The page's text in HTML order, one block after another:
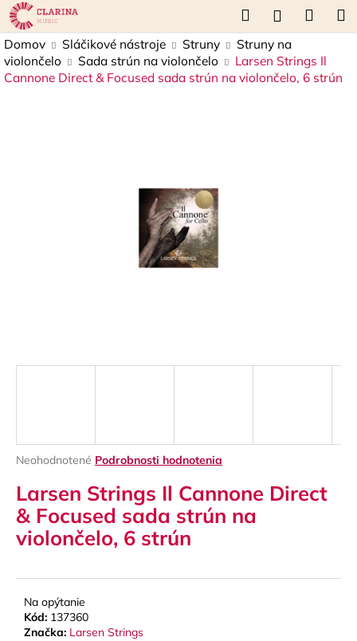
Prejsť
na
obsah
Hľadať
Domov Sláčikové nástroje Struny
Struny na
violončelo
Sada strún na violončelo
Larsen Strings Il
Cannone Direct & Focused sada strún na violončelo, 6 strún
Priemerné
produktu
je
0,0
z
5
Neohodnotené Podrobnosti hodnotenia
Larsen Strings Il Cannone Direct
& Focused sada strún na
violončelo, 6 strún
Na opýtanie
Kód: 137360
Značka: Larsen Strings
K
o
š
Späť
Späť
Č
ť
?
HĽADAŤ
O
d